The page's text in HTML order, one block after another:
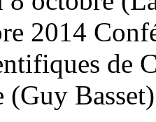
2014
de
(Guy Basset)